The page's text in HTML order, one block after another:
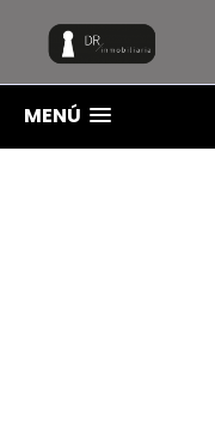
MENÚ